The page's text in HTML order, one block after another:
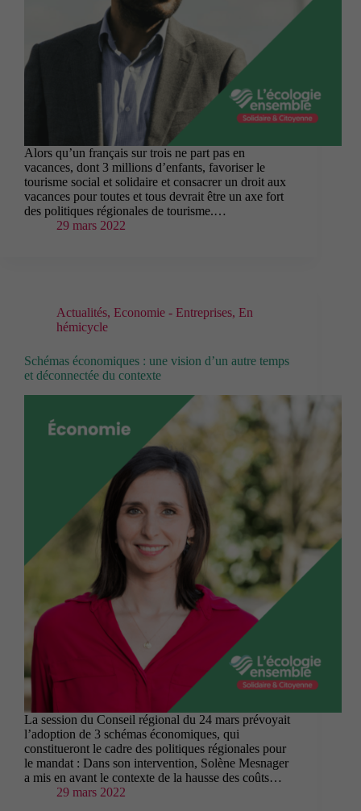
Alors qu’un français sur trois ne part pas en
vacances, dont 3 millions d’enfants, favoriser le
tourisme social et solidaire et consacrer un droit aux
vacances pour toutes et tous devrait être un axe fort
des politiques régionales de tourisme.…
29 mars 2022
Actualités, Economie - Entreprises, En
hémicycle
Schémas économiques : une vision d’un autre temps
et déconnectée du contexte
La session du Conseil régional du 24 mars prévoyait
l’adoption de 3 schémas économiques, qui
constitueront le cadre des politiques régionales pour
le mandat : Dans son intervention, Solène Mesnager
a mis en avant le contexte de la hausse des coûts…
29 mars 2022